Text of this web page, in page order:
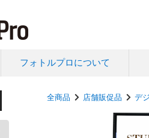
フォトルプロについて
全商品 店舗販促品 デ